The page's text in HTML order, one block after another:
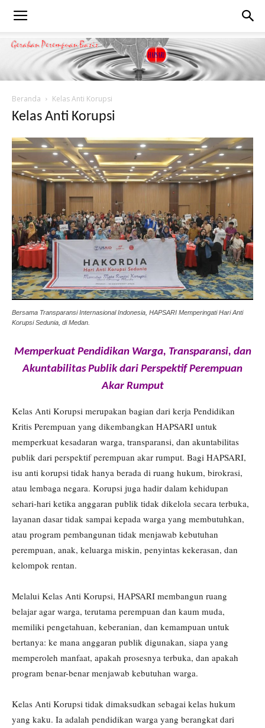
Beranda Kelas Anti Korupsi
Kelas Anti Korupsi
Bersama Transparansi Internasional Indonesia, HAPSARI Memperingati Hari Anti
Korupsi Sedunia, di Medan.
Memperkuat Pendidikan Warga, Transparansi, dan
Akuntabilitas Publik dari Perspektif Perempuan
Akar Rumput
Kelas Anti Korupsi merupakan bagian dari kerja Pendidikan
Kritis Perempuan yang dikembangkan HAPSARI untuk
memperkuat kesadaran warga, transparansi, dan akuntabilitas
publik dari perspektif perempuan akar rumput. Bagi HAPSARI,
isu anti korupsi tidak hanya berada di ruang hukum, birokrasi,
atau lembaga negara. Korupsi juga hadir dalam kehidupan
sehari-hari ketika anggaran publik tidak dikelola secara terbuka,
layanan dasar tidak sampai kepada warga yang membutuhkan,
atau program pembangunan tidak menjawab kebutuhan
perempuan, anak, keluarga miskin, penyintas kekerasan, dan
kelompok rentan.
Melalui Kelas Anti Korupsi, HAPSARI membangun ruang
belajar agar warga, terutama perempuan dan kaum muda,
memiliki pengetahuan, keberanian, dan kemampuan untuk
bertanya: ke mana anggaran publik digunakan, siapa yang
memperoleh manfaat, apakah prosesnya terbuka, dan apakah
program benar-benar menjawab kebutuhan warga.
Kelas Anti Korupsi tidak dimaksudkan sebagai kelas hukum
yang kaku. Ia adalah pendidikan warga yang berangkat dari